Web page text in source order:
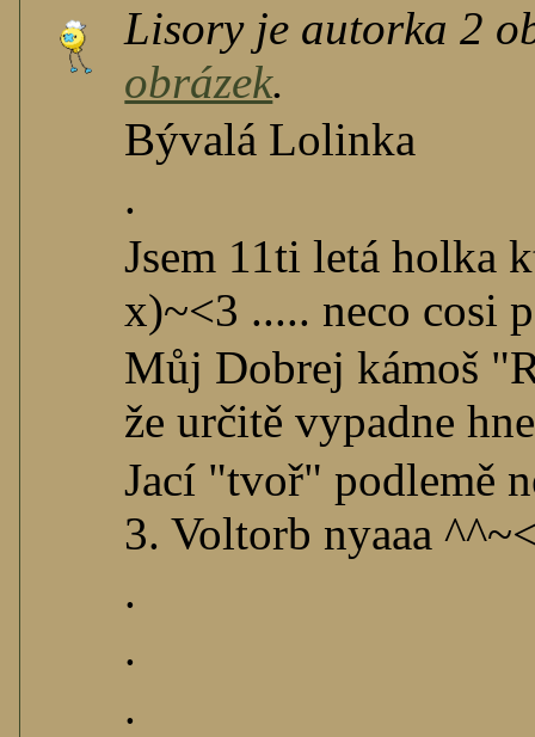
Lisory je autorka 2
obrázek.
Bývalá Lolinka
.
Jsem 11ti letá holka
x)~<3 ..... neco cosi
Můj Dobrej kámoš
že určitě vypadne
Jací "tvoř" podlemě
3. Voltorb nyaaa
.
.
.